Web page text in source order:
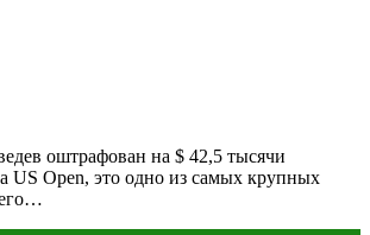
оштрафован на $ 42,5 тысячи
US Open, это одно из самых крупных